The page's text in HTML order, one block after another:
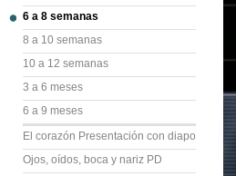
6 a 8 semanas
8 a 10 semanas
10 a 12 semanas
3 a 6 meses
6 a 9 meses
El corazón Presentación con diapositivas
Ojos, oídos, boca y nariz PD